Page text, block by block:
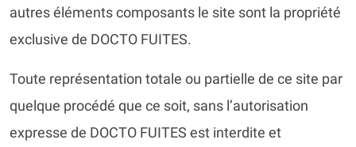
autres éléments composants le site sont la propriété
exclusive de DOCTO FUITES.
Toute représentation totale ou partielle de ce site par
quelque procédé que ce soit, sans l’autorisation
expresse de DOCTO FUITES est interdite et